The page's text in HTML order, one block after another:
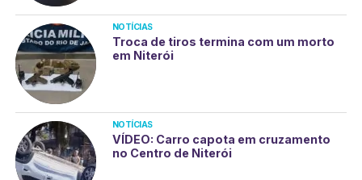
NOTÍCIAS
Troca de tiros termina com um morto
em Niterói
NOTÍCIAS
VÍDEO: Carro capota em cruzamento
no Centro de Niterói